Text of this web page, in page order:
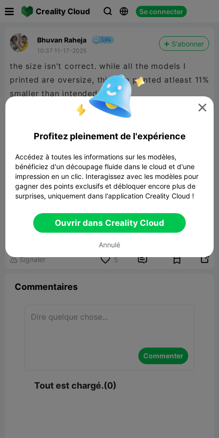
Creality Cloud   Se connecter
Bhuvan Raheja
10:37 11-17-2025
S'abonner
the size isn't correct. while all the models I
printed are oversize, this one printed atleast 11%
smaller than intended.
Resin Printer Test No.1
32.62MB Lier un modèle
 Signaler 5  
Commentaires
Commenter
Tout est chargé.(0)

Profitez pleinement de l'expérience
Accédez à toutes les informations sur les modèles,
bénéficiez d'un découpage fluide dans le cloud et d'une
impression en un clic. Interagissez avec les modèles pour
gagner des points exclusifs et débloquer encore plus de
surprises, uniquement dans l'application Creality Cloud !
Ouvrir dans Creality Cloud
Annulé